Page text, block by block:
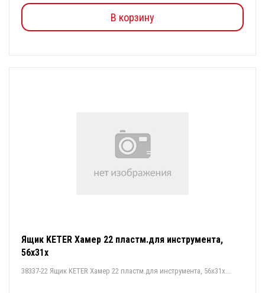
В корзину
Ящик KETER Хамер 22 пластм.для инструмента,
56х31х
38337-22 Ящик KETER Хамер 22 пластм.для инструмента, 56х31х...